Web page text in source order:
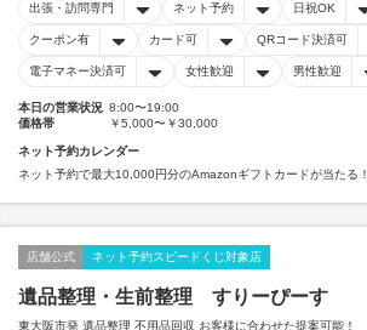
出張・訪問専門 ネット予約 日祝OK
クーポン有 カード可 QRコード決済可
電子マネー決済可 女性歓迎 男性歓迎
本日の営業状況 8:00〜19:00
価格帯
￥5,000〜￥30,000
ネット予約カレンダー
ネット予約で最大10,000円分のAmazonギフトカードが当たる！
店舗公式 ネット予約スピードくじ対象店
遺品整理・生前整理 すりーぴーす
東大阪市発 遺品整理 不用品回収 お客様に合わせた提案可能！